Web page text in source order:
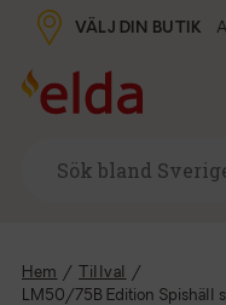
VÄLJ DIN BUTIK
Hem / Tillval
/
LM50/75B Edition Spishäll